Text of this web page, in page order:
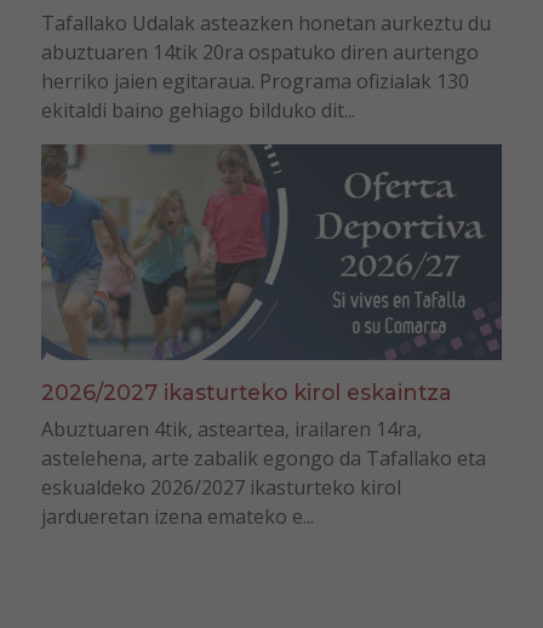
Tafallako Udalak asteazken honetan aurkeztu du
abuztuaren 14tik 20ra ospatuko diren aurtengo
herriko jaien egitaraua. Programa ofizialak 130
ekitaldi baino gehiago bilduko dit...
2026/2027 ikasturteko kirol eskaintza
Abuztuaren 4tik, asteartea, irailaren 14ra,
astelehena, arte zabalik egongo da Tafallako eta
eskualdeko 2026/2027 ikasturteko kirol
jardueretan izena emateko e...